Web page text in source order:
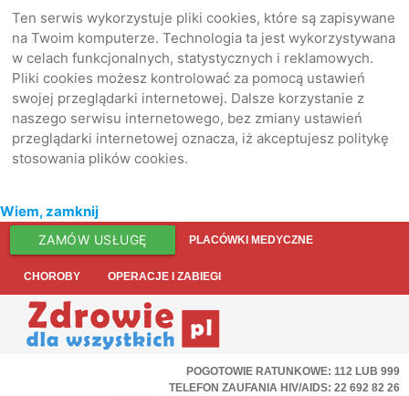
Ten serwis wykorzystuje pliki cookies, które są zapisywane
na Twoim komputerze. Technologia ta jest wykorzystywana
w celach funkcjonalnych, statystycznych i reklamowych.
Pliki cookies możesz kontrolować za pomocą ustawień
swojej przeglądarki internetowej. Dalsze korzystanie z
naszego serwisu internetowego, bez zmiany ustawień
przeglądarki internetowej oznacza, iż akceptujesz politykę
stosowania plików cookies.
Wiem, zamknij
ZAMÓW USŁUGĘ PLACÓWKI MEDYCZNE
CHOROBY OPERACJE I ZABIEGI
POGOTOWIE RATUNKOWE: 112 LUB 999
TELEFON ZAUFANIA HIV/AIDS: 22 692 82 26